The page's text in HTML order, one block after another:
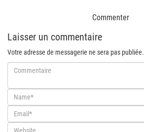
Commenter
Laisser un commentaire
Votre adresse de messagerie ne sera pas publiée.